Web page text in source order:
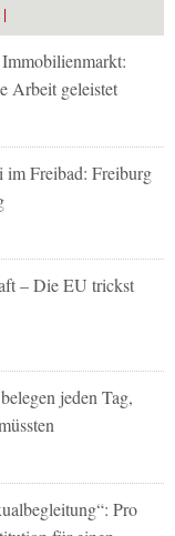
Arbeit geleistet
Freibad: Freiburg
– Die EU trickst
jeden Tag,
Pro